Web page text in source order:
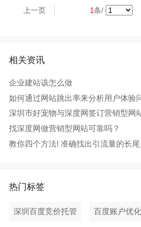
上一页 1条/
相关资讯
企业建站该怎么做
如何通过网站跳出率来分析用户体验
深圳市好宠物与深度网签订营销型网
找深度网做营销型网站可靠吗？
教你四个方法! 准确找出引流量的长
热门标签
深圳百度竞价托管 百度账户优化